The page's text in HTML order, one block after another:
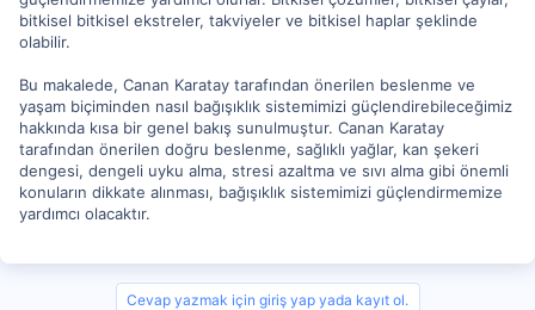
bitkisel bitkisel ekstreler, takviyeler ve bitkisel haplar şeklinde
olabilir.
Bu makalede, Canan Karatay tarafından önerilen beslenme ve
yaşam biçiminden nasıl bağışıklık sistemimizi güçlendirebileceğimiz
hakkında kısa bir genel bakış sunulmuştur. Canan Karatay
tarafından önerilen doğru beslenme, sağlıklı yağlar, kan şekeri
dengesi, dengeli uyku alma, stresi azaltma ve sıvı alma gibi önemli
konuların dikkate alınması, bağışıklık sistemimizi güçlendirmemize
yardımcı olacaktır.
Cevap yazmak için giriş yap yada kayıt ol.